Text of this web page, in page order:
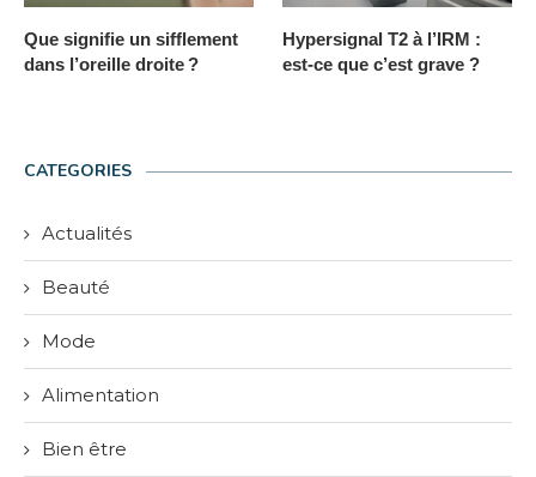
Que signifie un sifflement
dans l’oreille droite ?
Hypersignal T2 à l’IRM :
est-ce que c’est grave ?
CATEGORIES
Actualités
Beauté
Mode
Alimentation
Bien être